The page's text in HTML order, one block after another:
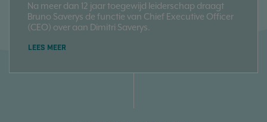
Na meer dan 12 jaar toegewijd leiderschap draagt
Bruno Saverys de functie van Chief Executive Officer
(CEO) over aan Dimitri Saverys.
LEES MEER